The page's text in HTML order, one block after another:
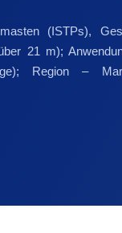
(ISTPs),
21 m);
Region –